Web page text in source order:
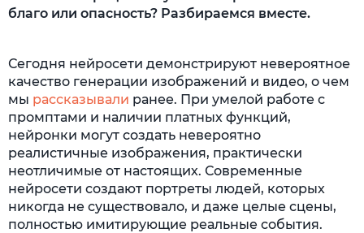
благо или опасность? Разбираемся вместе.
Сегодня нейросети демонстрируют невероятное
качество генерации изображений и видео, о чем
мы рассказывали ранее. При умелой работе с
промптами и наличии платных функций,
нейронки могут создать невероятно
реалистичные изображения, практически
неотличимые от настоящих. Современные
нейросети создают портреты людей, которых
никогда не существовало, и даже целые сцены,
полностью имитирующие реальные события.